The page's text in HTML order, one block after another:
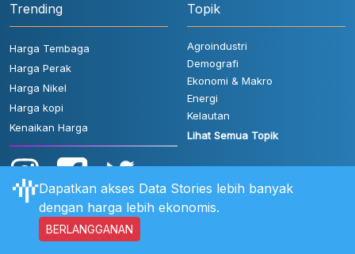
Trending
Harga Tembaga
Harga Perak
Harga Nikel
Harga kopi
Kenaikan Harga
Topik
Agroindustri
Demografi
Ekonomi & Makro
Energi
Kelautan
Lihat Semua Topik
Aturan Pengguna Hubungi Kami
Dapatkan akses Data Stories lebih banyak
dengan harga lebih ekonomis.
BERLANGGANAN